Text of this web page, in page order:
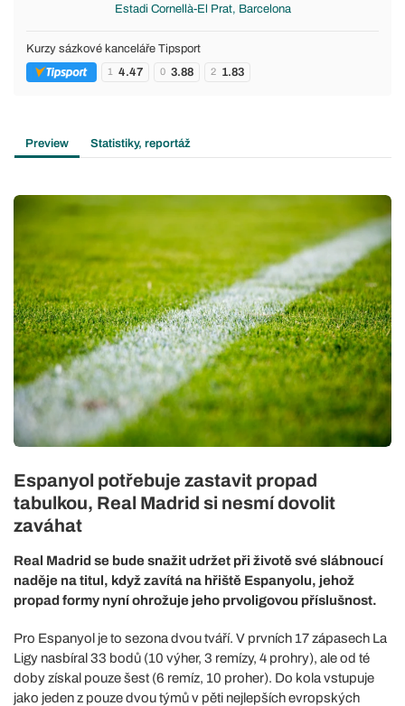
Estadi Cornellà-El Prat, Barcelona
Kurzy sázkové kanceláře Tipsport
1 4.47 0 3.88 2 1.83
Preview Statistiky, reportáž
Espanyol potřebuje zastavit propad
tabulkou, Real Madrid si nesmí dovolit
zaváhat
Real Madrid se bude snažit udržet při životě své slábnoucí
naděje na titul, když zavítá na hřiště Espanyolu, jehož
propad formy nyní ohrožuje jeho prvoligovou příslušnost.
Pro Espanyol je to sezona dvou tváří. V prvních 17 zápasech La
Ligy nasbíral 33 bodů (10 výher, 3 remízy, 4 prohry), ale od té
doby získal pouze šest (6 remíz, 10 proher). Do kola vstupuje
jako jeden z pouze dvou týmů v pěti nejlepších evropských